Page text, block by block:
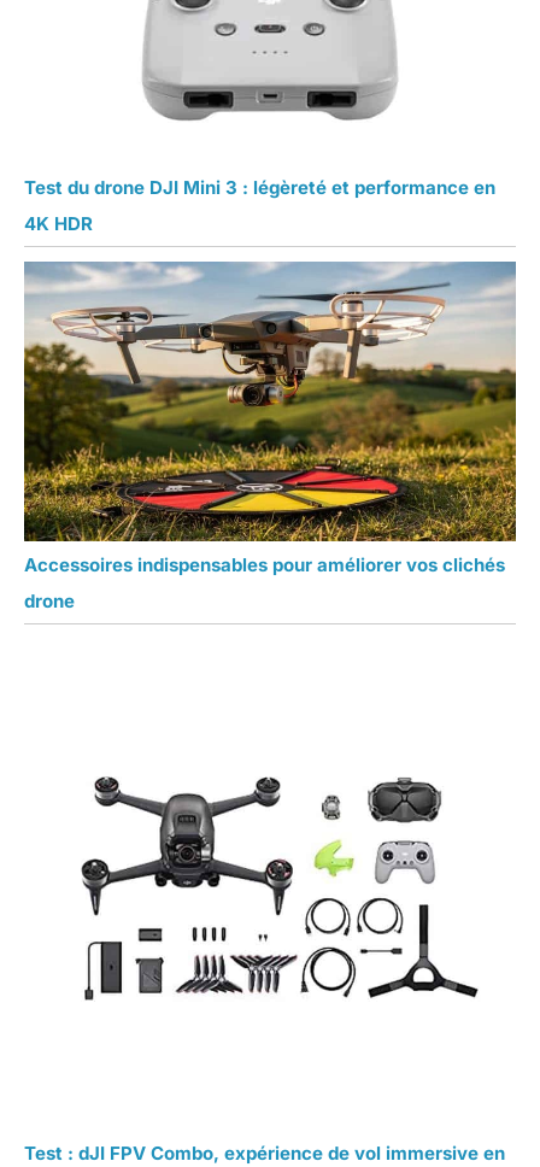
Test du drone DJI Mini 3 : légèreté et performance en
4K HDR
Accessoires indispensables pour améliorer vos clichés
drone
Test : dJI FPV Combo, expérience de vol immersive en